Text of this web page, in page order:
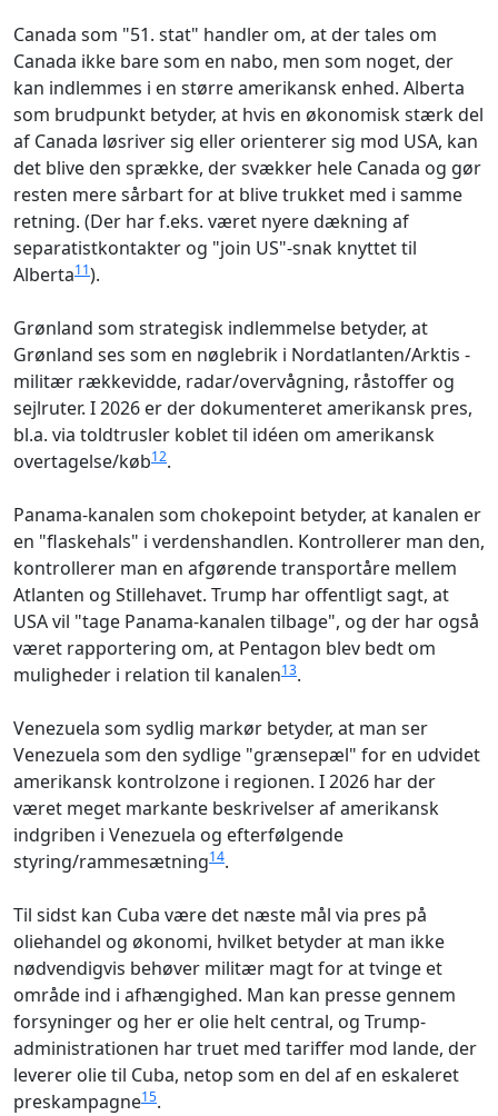
Canada som "51. stat" handler om, at der tales om
Canada ikke bare som en nabo, men som noget, der
kan indlemmes i en større amerikansk enhed. Alberta
som brudpunkt betyder, at hvis en økonomisk stærk del
af Canada løsriver sig eller orienterer sig mod USA, kan
det blive den sprække, der svækker hele Canada og gør
resten mere sårbart for at blive trukket med i samme
retning. (Der har f.eks. været nyere dækning af
separatistkontakter og "join US"-snak knyttet til
Alberta11).
Grønland som strategisk indlemmelse betyder, at
Grønland ses som en nøglebrik i Nordatlanten/Arktis -
militær rækkevidde, radar/overvågning, råstoffer og
sejlruter. I 2026 er der dokumenteret amerikansk pres,
bl.a. via toldtrusler koblet til idéen om amerikansk
overtagelse/køb12.
Panama-kanalen som chokepoint betyder, at kanalen er
en "flaskehals" i verdenshandlen. Kontrollerer man den,
kontrollerer man en afgørende transportåre mellem
Atlanten og Stillehavet. Trump har offentligt sagt, at
USA vil "tage Panama-kanalen tilbage", og der har også
været rapportering om, at Pentagon blev bedt om
muligheder i relation til kanalen13.
Venezuela som sydlig markør betyder, at man ser
Venezuela som den sydlige "grænsepæl" for en udvidet
amerikansk kontrolzone i regionen. I 2026 har der
været meget markante beskrivelser af amerikansk
indgriben i Venezuela og efterfølgende
styring/rammesætning14.
Til sidst kan Cuba være det næste mål via pres på
oliehandel og økonomi, hvilket betyder at man ikke
nødvendigvis behøver militær magt for at tvinge et
område ind i afhængighed. Man kan presse gennem
forsyninger og her er olie helt central, og Trump-
administrationen har truet med tariffer mod lande, der
leverer olie til Cuba, netop som en del af en eskaleret
preskampagne15.